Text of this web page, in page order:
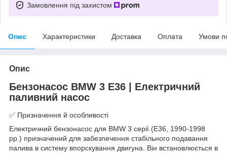
Замовлення під захистом
Опис Характеристики Доставка Оплата Умови
Опис
Бензонасос BMW 3 E36 | Електричний
паливний насос
✅ Призначення й особливості
Електричний бензонасос для BMW 3 серії (E36, 1990-1998
рр.) призначений для забезпечення стабільного подавання
палива в систему впорскування двигуна. Він встановлюється в